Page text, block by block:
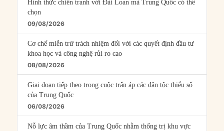
Hình thức chiến tranh với Đài Loan mà Trung Quốc có thể
chọn
09/08/2026
Cơ chế miễn trừ trách nhiệm đối với các quyết định đầu tư
khoa học và công nghệ rủi ro cao
08/08/2026
Giai đoạn tiếp theo trong cuộc trấn áp các dân tộc thiểu số
của Trung Quốc
06/08/2026
Nỗ lực âm thầm của Trung Quốc nhằm thống trị khu vực